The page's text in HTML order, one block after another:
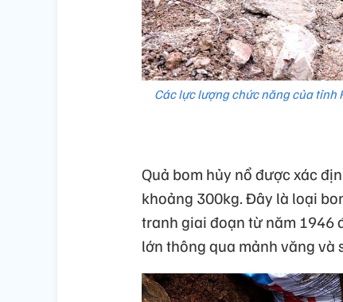
Các lực lượng chức năng của tỉnh
Quả bom hủy nổ được xác
khoảng 300kg. Đây là loại
tranh giai đoạn từ năm 1946
lớn thông qua mảnh văng và